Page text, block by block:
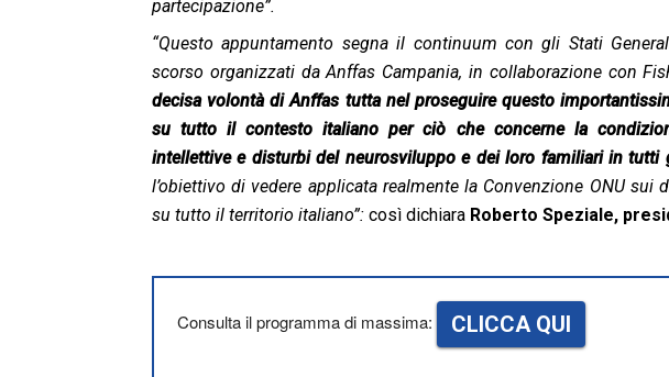
partecipazione”.
“Questo appuntamento segna il continuum con gli Stati
scorso organizzati da Anffas Campania, in collaborazione con
decisa volontà di Anffas tutta nel proseguire questo
su tutto il contesto italiano per ciò che concerne la
intellettive e disturbi del neurosviluppo e dei loro familiari in tutti
l’obiettivo di vedere applicata realmente la Convenzione ONU
su tutto il territorio italiano”: così dichiara Roberto Speziale,
Consulta il programma di massima: CLICCA QUI